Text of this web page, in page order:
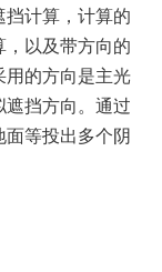
计算，计算的
以及带方向的
用的方向是主光
挡方向。通过
等投出多个阴